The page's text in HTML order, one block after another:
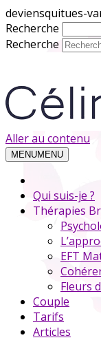
deviensquitues-
Recherche
Recherche
Aller au contenu
MENUMENU
Qui suis-je ?
Thérapies
EFT
Fleurs
Couple
Tarifs
Articles